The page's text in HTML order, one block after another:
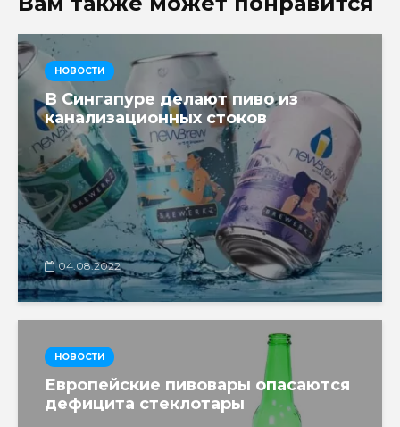
НОВОСТИ
В Сингапуре делают пиво из
канализационных стоков
04.08.2022
НОВОСТИ
Европейские пивовары опасаются
дефицита стеклотары